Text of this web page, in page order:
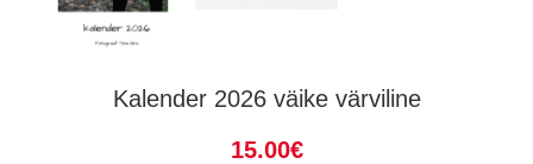
Kalender 2026 väike värviline
15.00€